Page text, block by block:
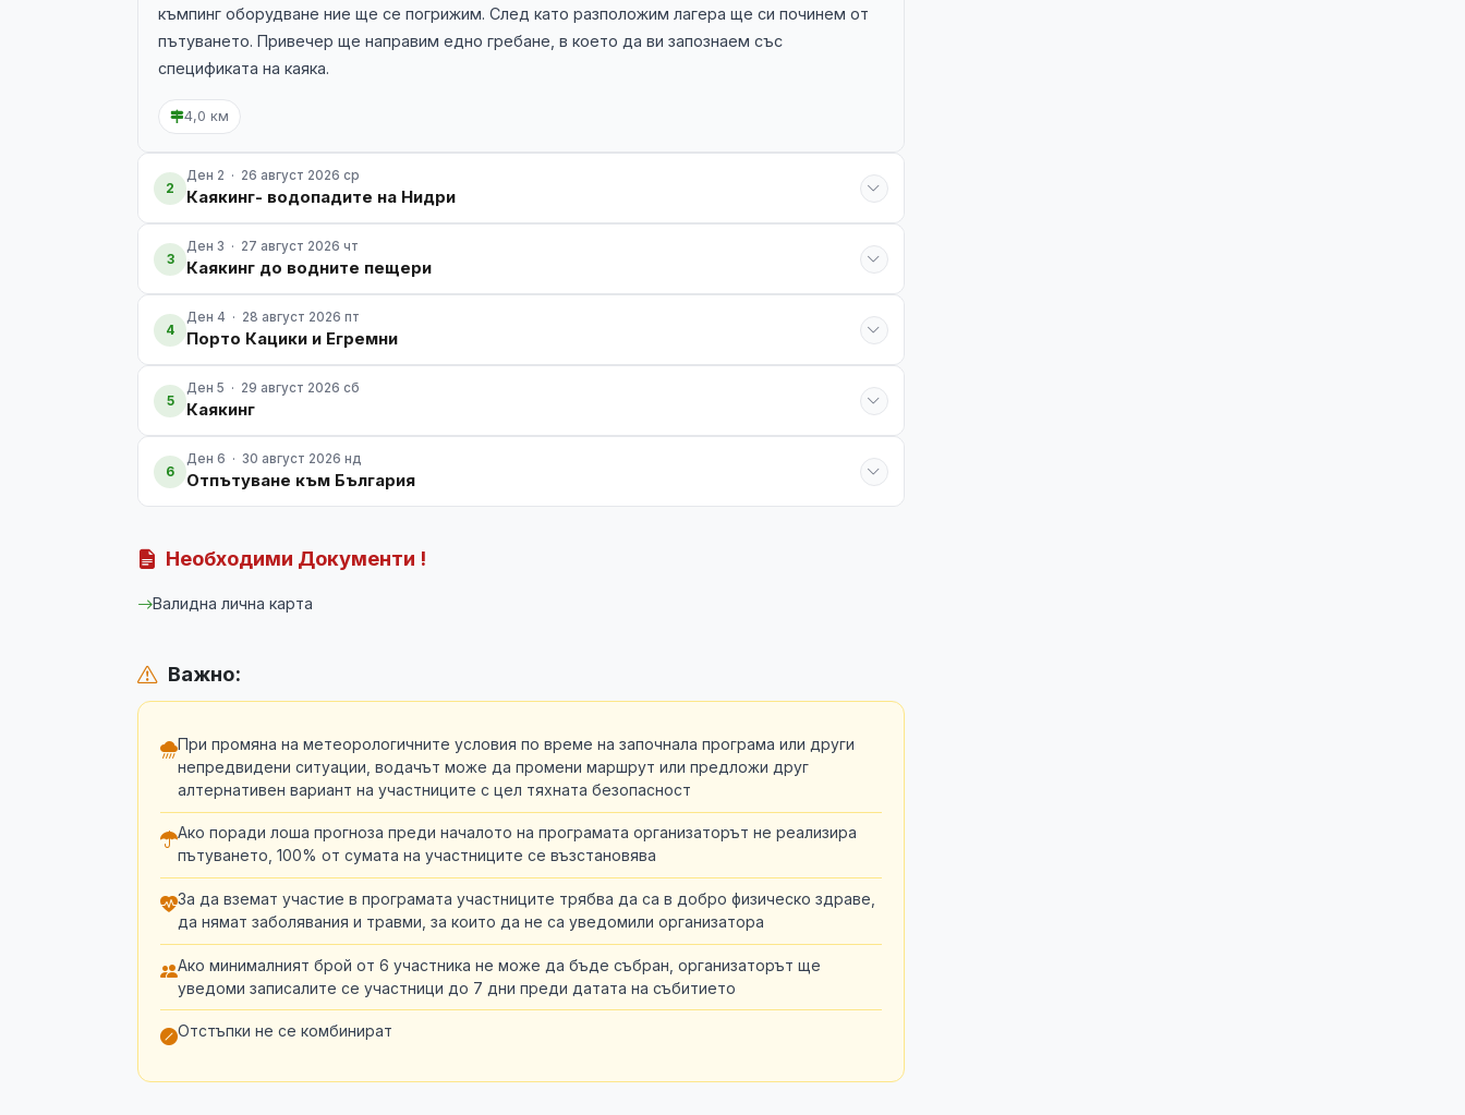
къмпинг оборудване ние ще се погрижим. След като разположим лагера ще си починем от
пътуването. Привечер ще направим едно гребане, в което да ви запознаем със
спецификата на каяка.
4,0 км
2
Ден 2 · 26 август 2026 ср
Каякинг- водопадите на Нидри
3
Ден 3 · 27 август 2026 чт
Каякинг до водните пещери
4
Ден 4 · 28 август 2026 пт
Порто Кацики и Егремни
5
Ден 5 · 29 август 2026 сб
Каякинг
6
Ден 6 · 30 август 2026 нд
Отпътуване към България
Необходими Документи !
Валидна лична карта
Важно:
При промяна на метеорологичните условия по време на започнала програма или други
непредвидени ситуации, водачът може да промени маршрут или предложи друг
алтернативен вариант на участниците с цел тяхната безопасност
Ако поради лоша прогноза преди началото на програмата организаторът не реализира
пътуването, 100% от сумата на участниците се възстановява
За да вземат участие в програмата участниците трябва да са в добро физическо здраве,
да нямат заболявания и травми, за които да не са уведомили организатора
Ако минималният брой от 6 участника не може да бъде събран, организаторът ще
уведоми записалите се участници до 7 дни преди датата на събитието
Отстъпки не се комбинират